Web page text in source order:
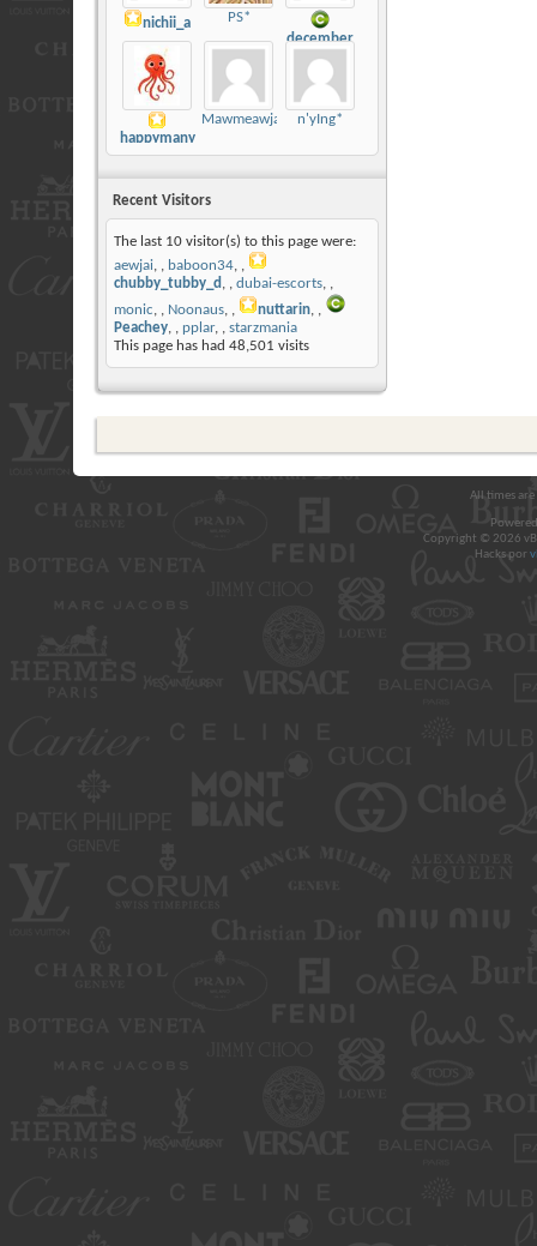
nichii_a
PS*
december
happymany
Mawmeawja n'yIng*
Recent Visitors
The last 10 visitor(s) to this page were:
aewjai, baboon34,
chubby_tubby_d , dubai-escorts,
monic, Noonaus, nuttarin,
Peachey, pplar,
starzmania
This page has had 48,501 visits
All times
Copyright © 2026
Hacks por